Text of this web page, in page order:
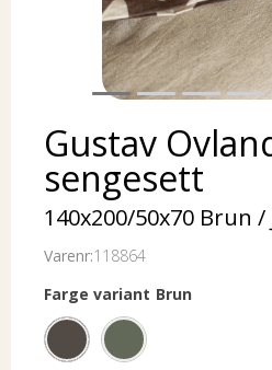
Gustav
sengesett
140x200/50x70 Brun /
Varenr:118864
Farge variant Brun